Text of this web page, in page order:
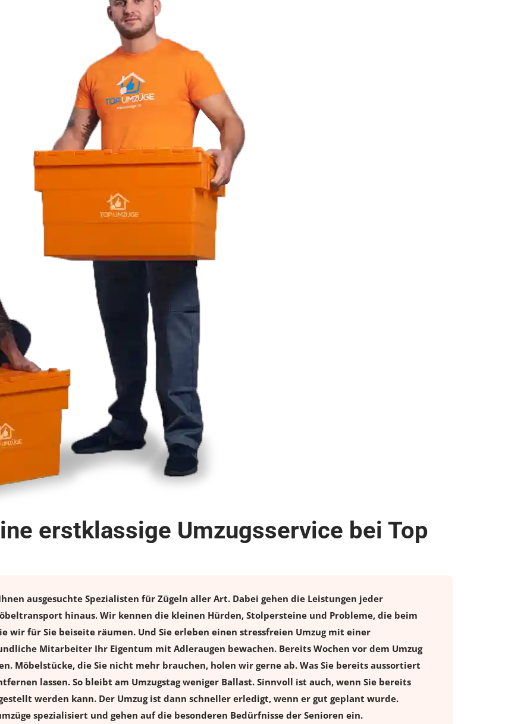
erstklassige Umzugsservice bei Top
ausgesuchte Spezialisten für Zügeln aller Art. Dabei gehen die Leistungen jeder
hinaus. Wir kennen die kleinen Hürden, Stolpersteine und Probleme, die beim
wir für Sie beiseite räumen. Und Sie erleben einen stressfreien Umzugmit einer
Mitarbeiter Ihr Eigentum mit Adleraugen bewachen. Bereits Wochen vor dem Umzug
Möbelstücke, die Sie nicht mehr brauchen, holen wir gerne ab. Was Sie bereits aussortiert
lassen. So bleibt am Umzugstag weniger Ballast. Sinnvoll ist auch, wenn Sie bereits
werden kann. Der Umzug ist dann schneller erledigt, wenn er gut geplant wurde.
spezialisiert und gehen auf die besonderen Bedürfnisse der Senioren ein.